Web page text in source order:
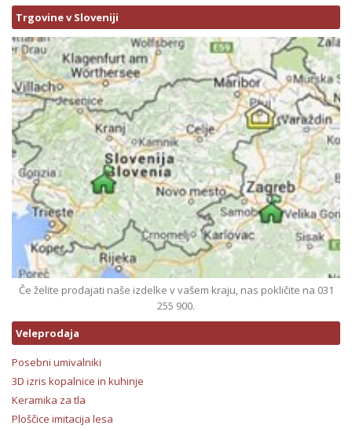
Trgovine v Sloveniji
Če želite prodajati naše izdelke v vašem kraju, nas pokličite na 031
255 900.
Veleprodaja
Posebni umivalniki
3D izris kopalnice in kuhinje
Keramika za tla
Ploščice imitacija lesa